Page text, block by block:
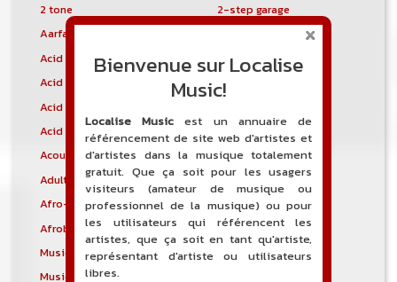
2 tone
2-step garage
Aarfa
Abstract Hip-hop
Acid Breaks
Folk psychédélique
Acid House
Acid Jazz
Acid Rock
Acid Trance
Acidcore
Acousmatique
Musique acoustique
Adult Contemporary
Afro house
Afro-Cubain
Jazz afro-cubain
Afrobeat
Aggrotech
Musique aléatoire
Allaoui
Musique ancienne
Bienvenue sur Localise
Music!
Localise Music est un annuaire de
référencement de site web d'artistes et
d'artistes dans la musique totalement
gratuit. Que ça soit pour les usagers
visiteurs (amateur de musique ou
professionnel de la musique) ou pour
les utilisateurs qui référencent les
artistes, que ça soit en tant qu'artiste,
représentant d'artiste ou utilisateurs
libres.